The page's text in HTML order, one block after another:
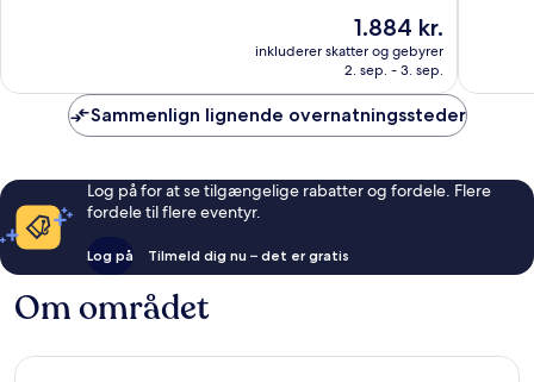
anmeldelser
Prisen
er
1.884 kr.
1.884 kr.
inkluderer skatter og gebyrer
2. sep. - 3. sep.
Sammenlign lignende overnatningssteder
Log på for at se tilgængelige rabatter og fordele. Flere
fordele til flere eventyr.
Log på Tilmeld dig nu – det er gratis
Om området